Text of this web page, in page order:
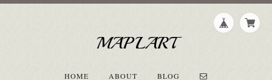
MAPLART
HOME ABOUT BLOG